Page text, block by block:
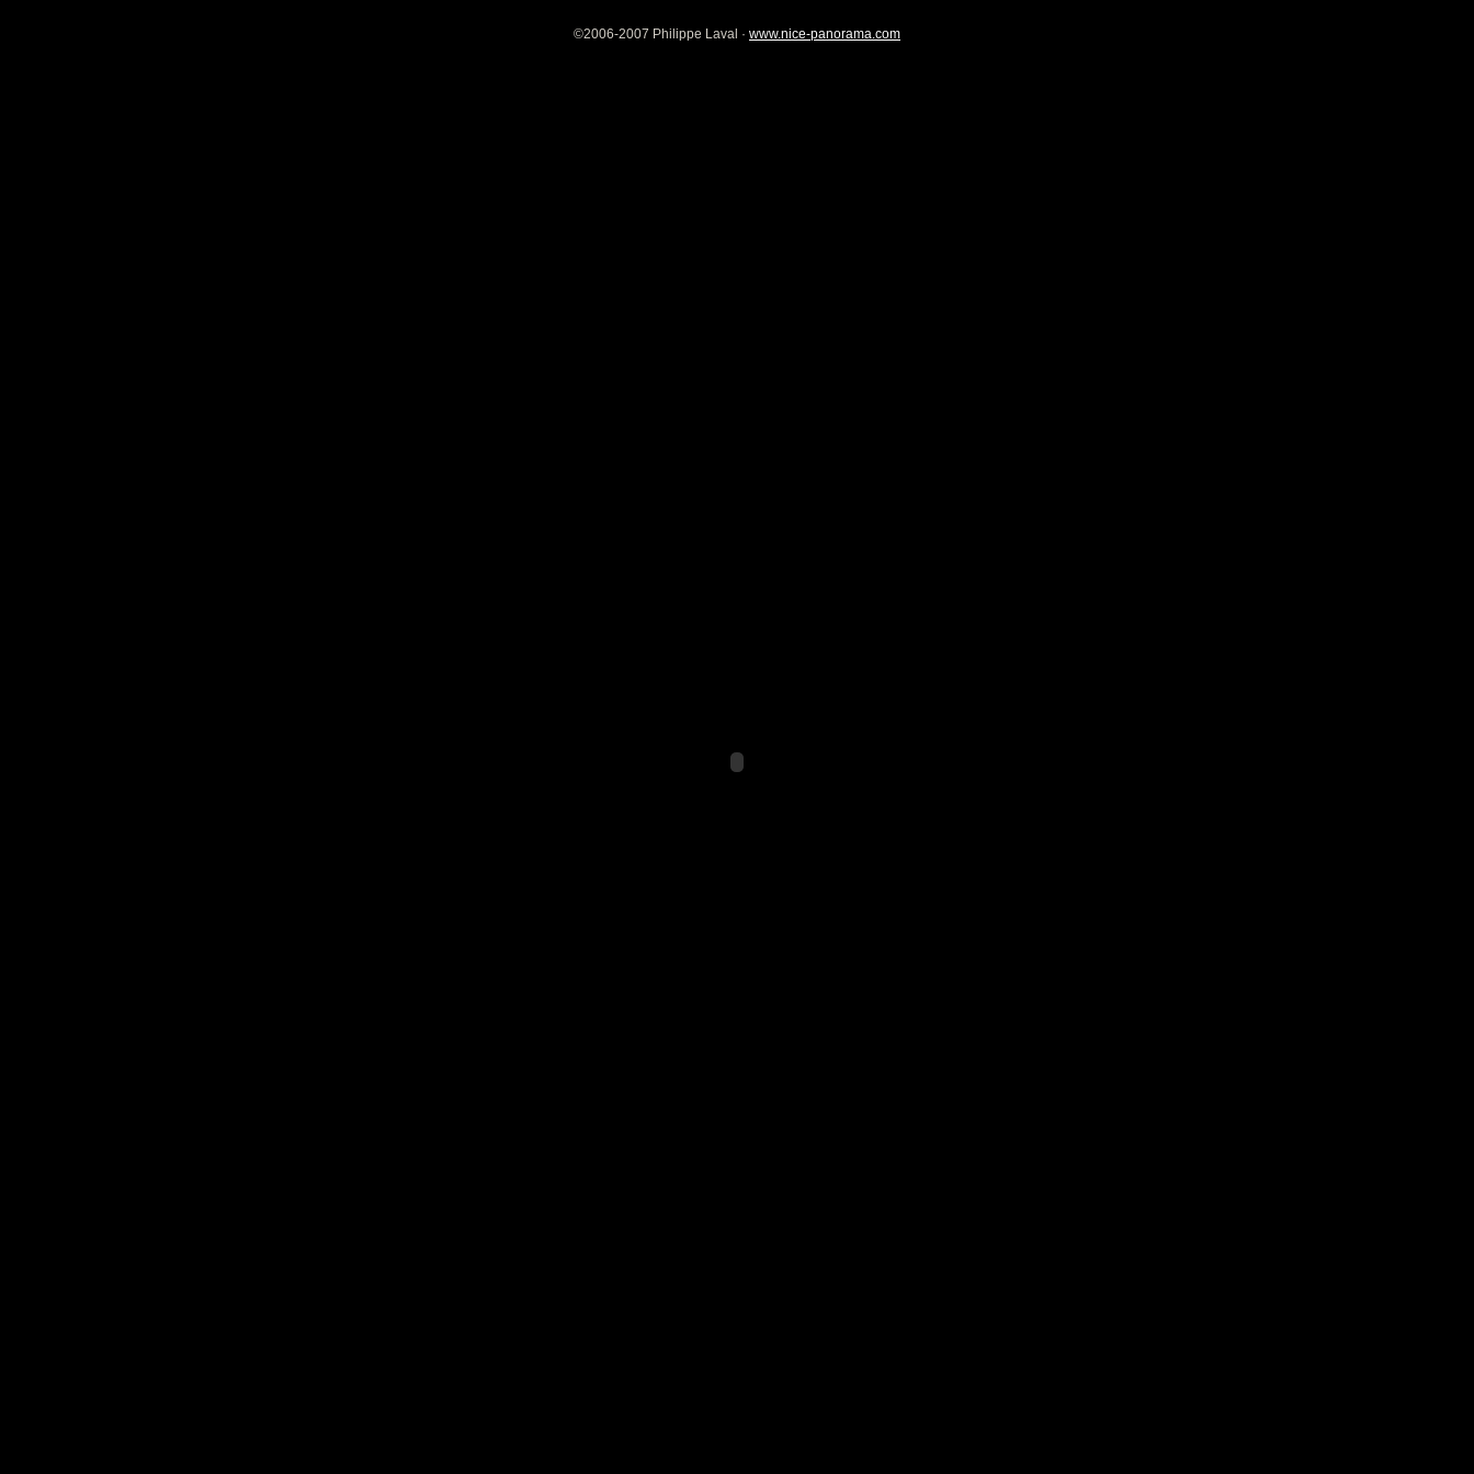
©2006-2007 Philippe Laval · www.nice-panorama.com